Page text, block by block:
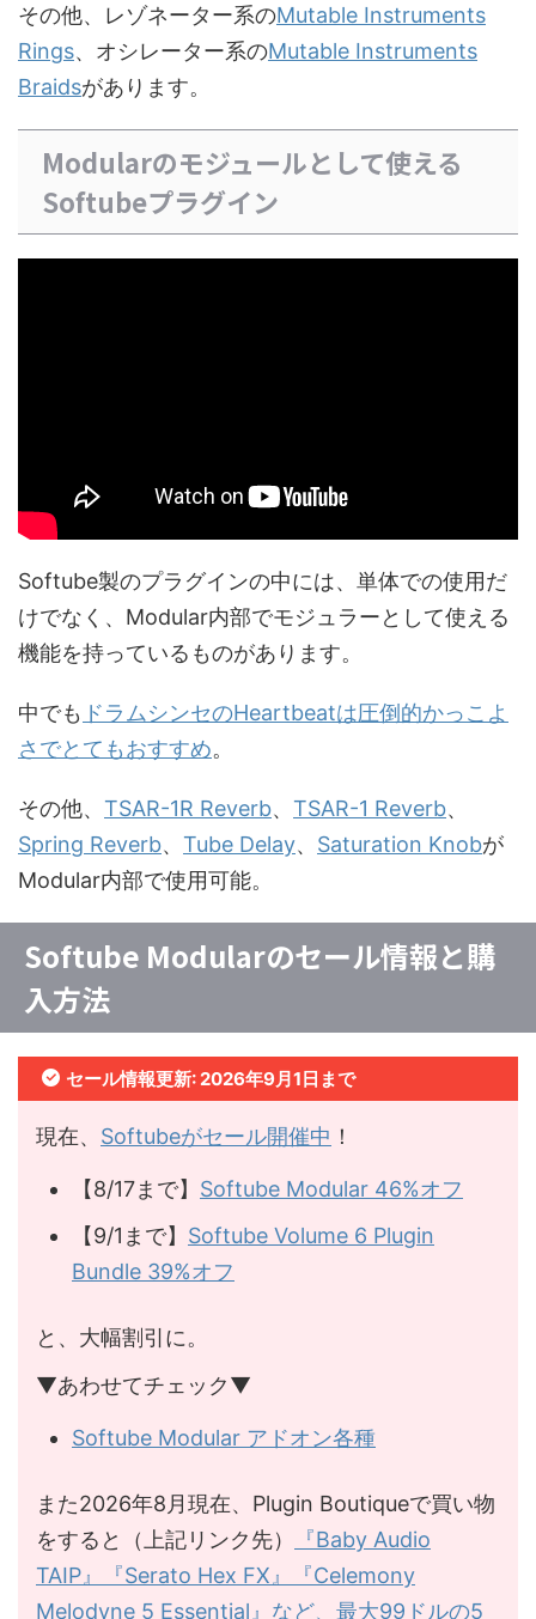
その他、レゾネーター系のMutable Instruments
Rings、オシレーター系のMutable Instruments
Braidsがあります。
Modularのモジュールとして使える
Softubeプラグイン
Softube製のプラグインの中には、単体での使用だ
けでなく、Modular内部でモジュラーとして使える
機能を持っているものがあります。
中でも ドラムシンセのHeartbeatは圧倒的かっこよ
さでとてもおすすめ。
その他、 TSAR-1R Reverb、 TSAR-1 Reverb、
Spring Reverb、 Tube Delay、 Saturation Knobが
Modular内部で使用可能。
Softube Modularのセール情報と購
入方法
セール情報更新: 2026年9月1日まで
現在、 Softubeがセール開催中 ！
【8/17まで】 Softube Modular 46%オフ
【9/1まで】 Softube Volume 6 Plugin
Bundle 39%オフ
と、大幅割引に。
▼あわせてチェック▼
Softube Modular アドオン各種
また2026年8月現在、Plugin Boutiqueで買い物
をすると（上記リンク先）
『Baby Audio
TAIP』『Serato Hex FX』『Celemony
Melodyne 5 Essential』など、最大99ドルの5